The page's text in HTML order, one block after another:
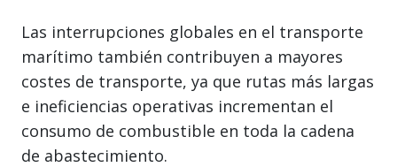
Las interrupciones globales en el transporte
marítimo también contribuyen a mayores
costes de transporte, ya que rutas más largas
e ineficiencias operativas incrementan el
consumo de combustible en toda la cadena
de abastecimiento.